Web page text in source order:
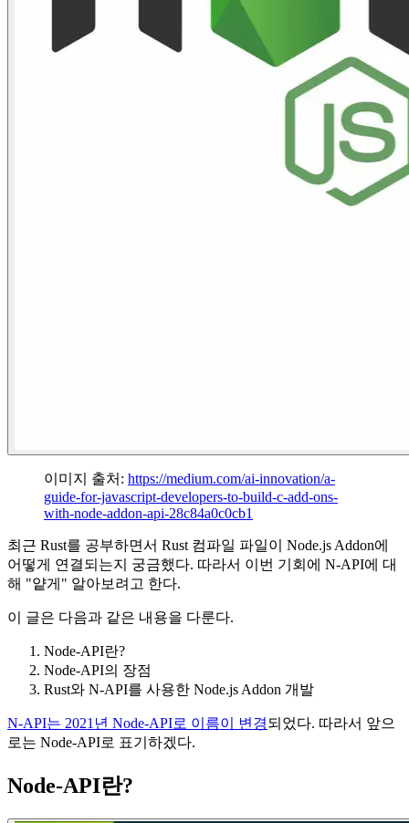
이미지 출처: https://medium.com/ai-innovation/a-
guide-for-javascript-developers-to-build-c-add-ons-
with-node-addon-api-28c84a0c0cb1
최근 Rust를 공부하면서 Rust 컴파일 파일이 Node.js Addon에
어떻게 연결되는지 궁금했다. 따라서 이번 기회에 N-API에 대
해 "얕게" 알아보려고 한다.
이 글은 다음과 같은 내용을 다룬다.
Node-API란?
Node-API의 장점
Rust와 N-API를 사용한 Node.js Addon 개발
N-API는 2021년 Node-API로 이름이 변경되었다. 따라서 앞으
로는 Node-API로 표기하겠다.
Node-API란?